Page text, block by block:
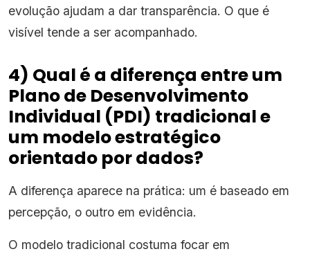
evolução ajudam a dar transparência. O que é
visível tende a ser acompanhado.
4) Qual é a diferença entre um
Plano de Desenvolvimento
Individual (PDI) tradicional e
um modelo estratégico
orientado por dados?
A diferença aparece na prática: um é baseado em
percepção, o outro em evidência.
O modelo tradicional costuma focar em